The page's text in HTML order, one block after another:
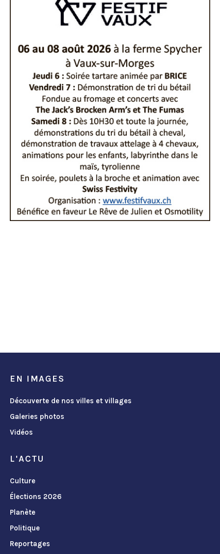
EN IMAGES
Découverte de nos villes et villages
Galeries photos
Vidéos
L'ACTU
Culture
Élections 2026
Planète
Politique
Reportages